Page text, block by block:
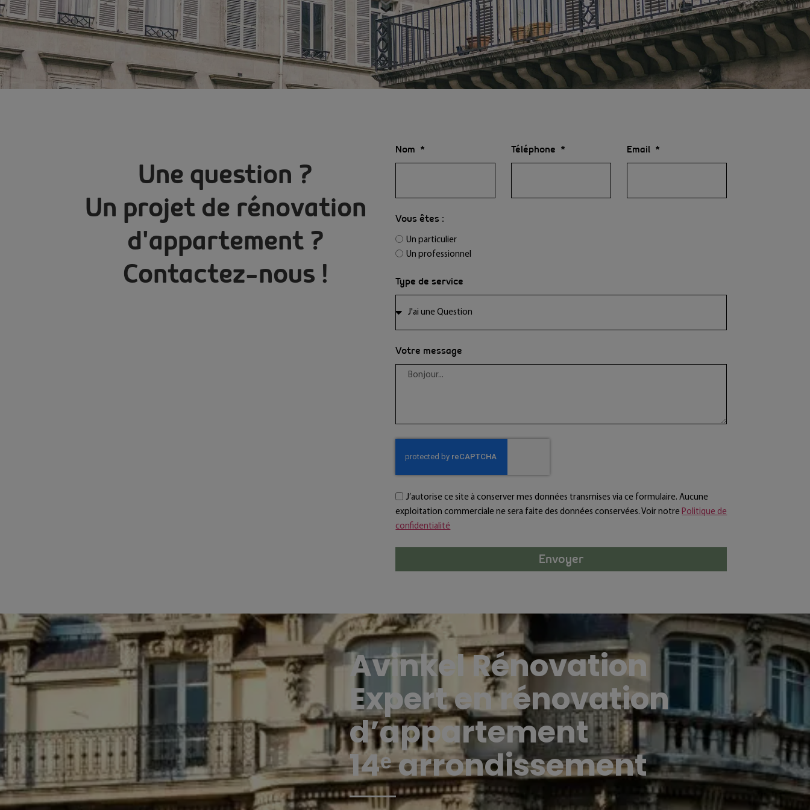
Une question ?
Un projet de rénovation
d'appartement ?
Contactez-nous !
Nom Téléphone Email
Vous êtes :
Un particulier
Un professionnel
Type de service
Votre message
J’autorise ce site à conserver mes données transmises via ce formulaire. Aucune
exploitation commerciale ne sera faite des données conservées. Voir notrePolitique de
confidentialité
Envoyer
Avinkel Rénovation
Expert en rénovation
d’appartement
14ᵉ arrondissement